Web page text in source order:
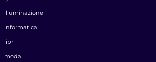
illuminazione
informatica
libri
moda